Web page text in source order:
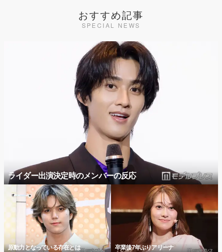
おすすめ記事
SPECIAL NEWS
ライダー出演決定時のメンバーの反応
原動力となっている存在とは 卒業後7年ぶりアリーナ